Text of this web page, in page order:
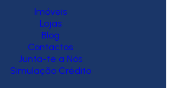
Imóveis
Lojas
Blog
Contactos
Junta-te a Nós
Simulação Crédito